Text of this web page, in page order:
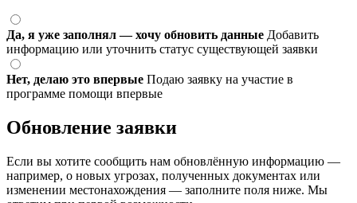
Да, я уже заполнял — хочу обновить данные Добавить
информацию или уточнить статус существующей заявки
Нет, делаю это впервые Подаю заявку на участие в
программе помощи впервые
Обновление заявки
Если вы хотите сообщить нам обновлённую информацию —
например, о новых угрозах, полученных документах или
изменении местонахождения — заполните поля ниже. Мы